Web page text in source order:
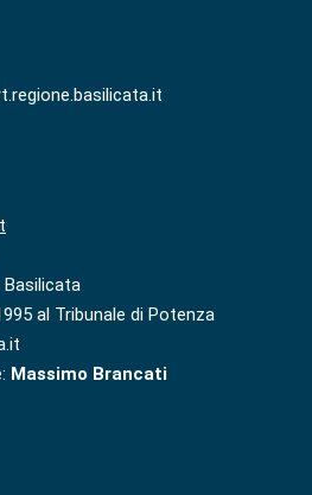
Basilicata
al Tribunale di Potenza
Massimo Brancati